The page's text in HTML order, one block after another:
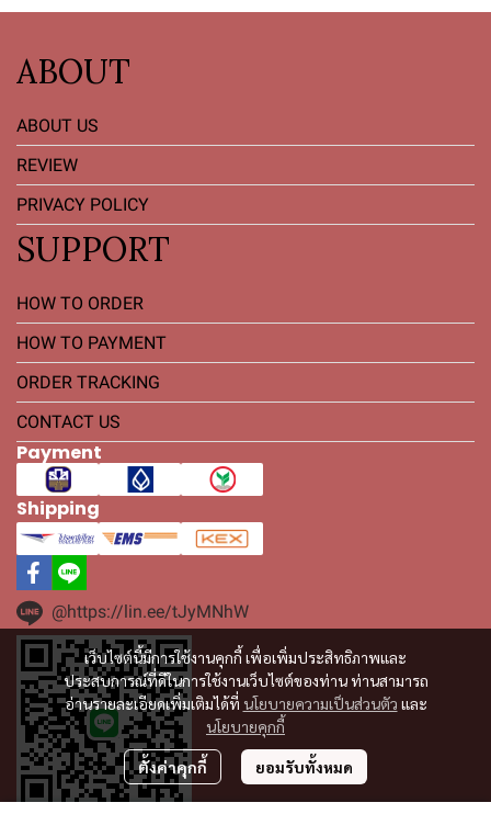
เว็บไซต์นี้มีการใช้งานคุกกี้ เพื่อเพิ่มประสิทธิภาพและ
ประสบการณ์ที่ดีในการใช้งานเว็บไซต์ของท่าน ท่านสามารถ
อ่านรายละเอียดเพิ่มเติมได้ที่ นโยบายความเป็นส่วนตัว และ
นโยบายคุกกี้
ตั้งค่าคุกกี้ ยอมรับทั้งหมด
ABOUT
ABOUT US
REVIEW
PRIVACY POLICY
SUPPORT
HOW TO ORDER
HOW TO PAYMENT
ORDER TRACKING
CONTACT US
Payment
Shipping
@https://lin.ee/tJyMNhW